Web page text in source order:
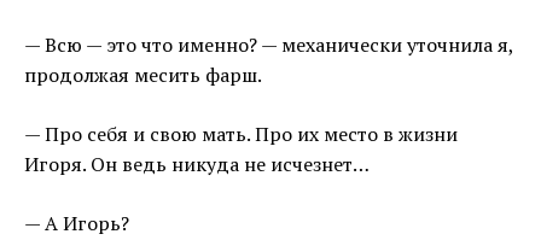
— Всю — это что именно? — механически уточнила я,
продолжая месить фарш.
— Про себя и свою мать. Про их место в жизни
Игоря. Он ведь никуда не исчезнет…
— А Игорь?